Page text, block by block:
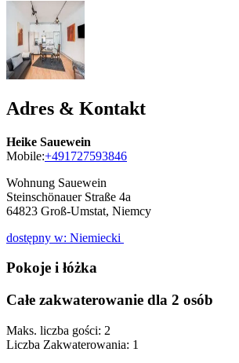
Adres & Kontakt
Heike Sauewein
Mobile:+491727593846
Wohnung Sauewein
Steinschönauer Straße 4a
64823 Groß-Umstat, Niemcy
dostępny w: Niemiecki
Pokoje i łóżka
Całe zakwaterowanie dla 2 osób
Maks. liczba gości: 2
Liczba Zakwaterowania: 1